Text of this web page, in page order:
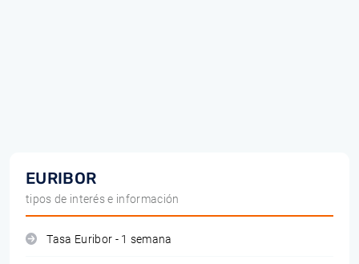
EURIBOR
tipos de interés e información
Tasa Euribor - 1 semana